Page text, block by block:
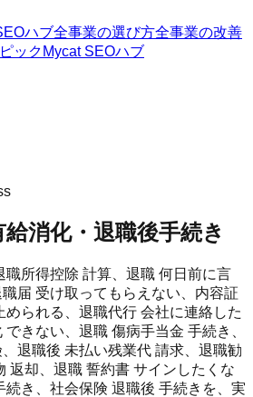
ハブ全事業の選び方全事業の改善
ック Mycat SEOハブ
消化・退職後手続き
職所得控除 計算、退職 何日前に言
届 受け取ってもらえない、内容証
められる、退職代行 会社に連絡した
きない、退職 傷病手当金 手続き、
退職後 未払い残業代 請求、退職勧
返却、退職 誓約書 サインしたくな
続き、社会保険 退職後 手続きを、実